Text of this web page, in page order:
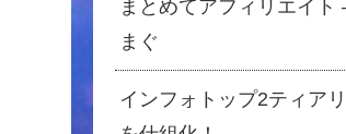
まとめてアフィリエイト
まぐ
インフォトップ2ティア